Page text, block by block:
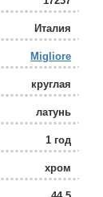
Италия
Migliore
круглая
латунь
1 год
хром